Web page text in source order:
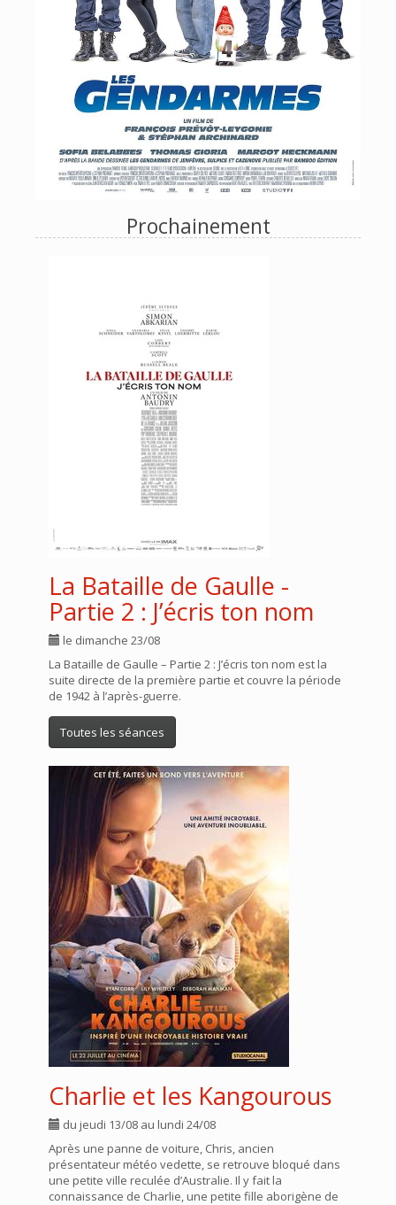
Prochainement
La Bataille de Gaulle -
Partie 2 : J’écris ton nom
le dimanche 23/08
La Bataille de Gaulle – Partie 2 : J’écris ton nom est la
suite directe de la première partie et couvre la période
de 1942 à l’après-guerre.
Toutes les séances
Charlie et les Kangourous
du jeudi 13/08 au lundi 24/08
Après une panne de voiture, Chris, ancien
présentateur météo vedette, se retrouve bloqué dans
une petite ville reculée d’Australie. Il y fait la
connaissance de Charlie, une petite fille aborigène de